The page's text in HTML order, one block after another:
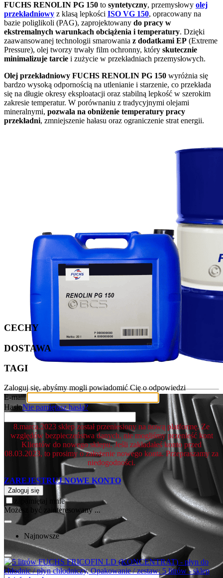
FUCHS RENOLIN PG 150 to syntetyczny, przemysłowy olej
przekładniowy z klasą lepkości ISO VG 150, opracowany na
bazie poliglikoli (PAG), zaprojektowany do pracy w
ekstremalnych warunkach obciążenia i temperatury. Dzięki
zaawansowanej technologii smarowania z dodatkami EP (Extreme
Pressure), olej tworzy trwały film ochronny, który skutecznie
minimalizuje tarcie i zużycie w przekładniach przemysłowych.
Olej przekładniowy FUCHS RENOLIN PG 150 wyróżnia się
bardzo wysoką odpornością na utlenianie i starzenie, co przekłada
się na długie okresy eksploatacji oraz stabilną lepkość w szerokim
zakresie temperatur. W porównaniu z tradycyjnymi olejami
mineralnymi, pozwala na obniżenie temperatury pracy
przekładni, zmniejszenie hałasu oraz ograniczenie strat energii.
CECHY
DOSTAWA
TAGI
Zaloguj się, abyśmy mogli powiadomić Cię o odpowiedzi
E-mail
HasłoNie pamiętasz hasła?
8.marca.2023 sklep został przeniesiony na nową platformę. Ze
względów bezpieczeństwa danych, nie mogliśmy przenieść kont
Klientów do nowego sklepu. Jeśli zakładałeś konto przed
08.03.2023, to prosimy o założenie nowego konta. Przepraszamy za
niedogodności.
ZAREJESTRUJ NOWE KONTO
Zaloguj się
zapamiętaj mnie
Możesz być zainteresowany ...
Najnowsze